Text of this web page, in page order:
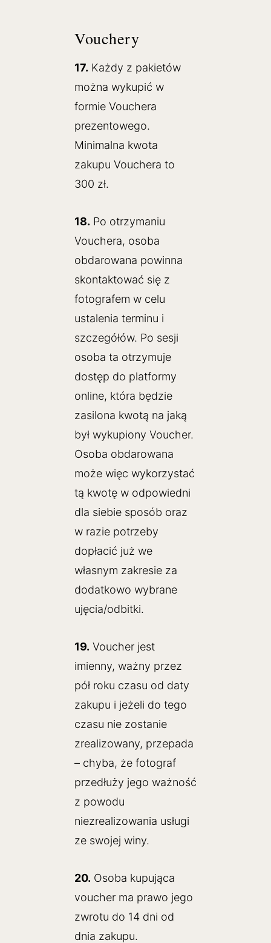
Vouchery
17. Każdy z pakietów
można wykupić w
formie Vouchera
prezentowego.
Minimalna kwota
zakupu Vouchera to
300 zł.
18. Po otrzymaniu
Vouchera, osoba
obdarowana powinna
skontaktować się z
fotografem w celu
ustalenia terminu i
szczegółów. Po sesji
osoba ta otrzymuje
dostęp do platformy
online, która będzie
zasilona kwotą na jaką
był wykupiony Voucher.
Osoba obdarowana
może więc wykorzystać
tą kwotę w odpowiedni
dla siebie sposób oraz
w razie potrzeby
dopłacić już we
własnym zakresie za
dodatkowo wybrane
ujęcia/odbitki.
19. Voucher jest
imienny, ważny przez
pół roku czasu od daty
zakupu i jeżeli do tego
czasu nie zostanie
zrealizowany, przepada
– chyba, że fotograf
przedłuży jego ważność
z powodu
niezrealizowania usługi
ze swojej winy.
20. Osoba kupująca
voucher ma prawo jego
zwrotu do 14 dni od
dnia zakupu.